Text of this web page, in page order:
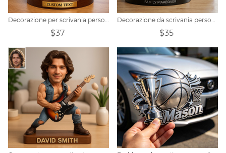
Decorazione per scrivania personalizzata con foto Pixar
$37
Decorazione da scrivania personalizzata con foto realistiche di pesca.
$35